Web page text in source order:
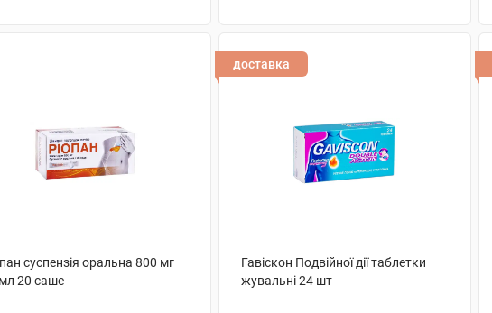
суспензія оральна 800 мг
20 саше
доставка
Гавіскон Подвійної дії таблетки
жувальні 24 шт